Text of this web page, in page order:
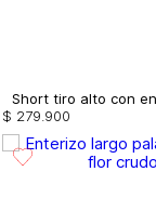
$ 279 900